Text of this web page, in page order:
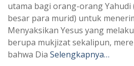
utama bagi orang-orang Yahudi
besar para murid) untuk
Menyaksikan Yesus yang
berupa mukjizat sekalipun,
bahwa Dia Selengkapnya…